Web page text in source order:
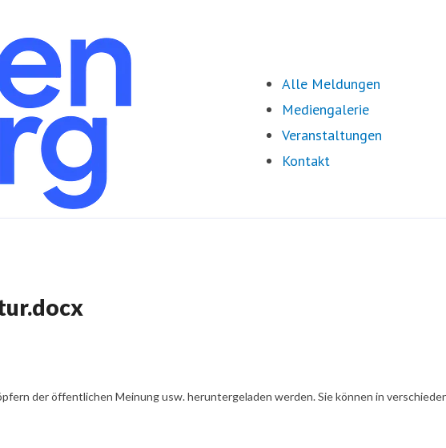
Alle Meldungen
Mediengalerie
Veranstaltungen
Kontakt
der öffentlichen Meinung usw. heruntergeladen werden. Sie können in